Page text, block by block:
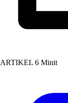
ARTIKEL 6 Minit